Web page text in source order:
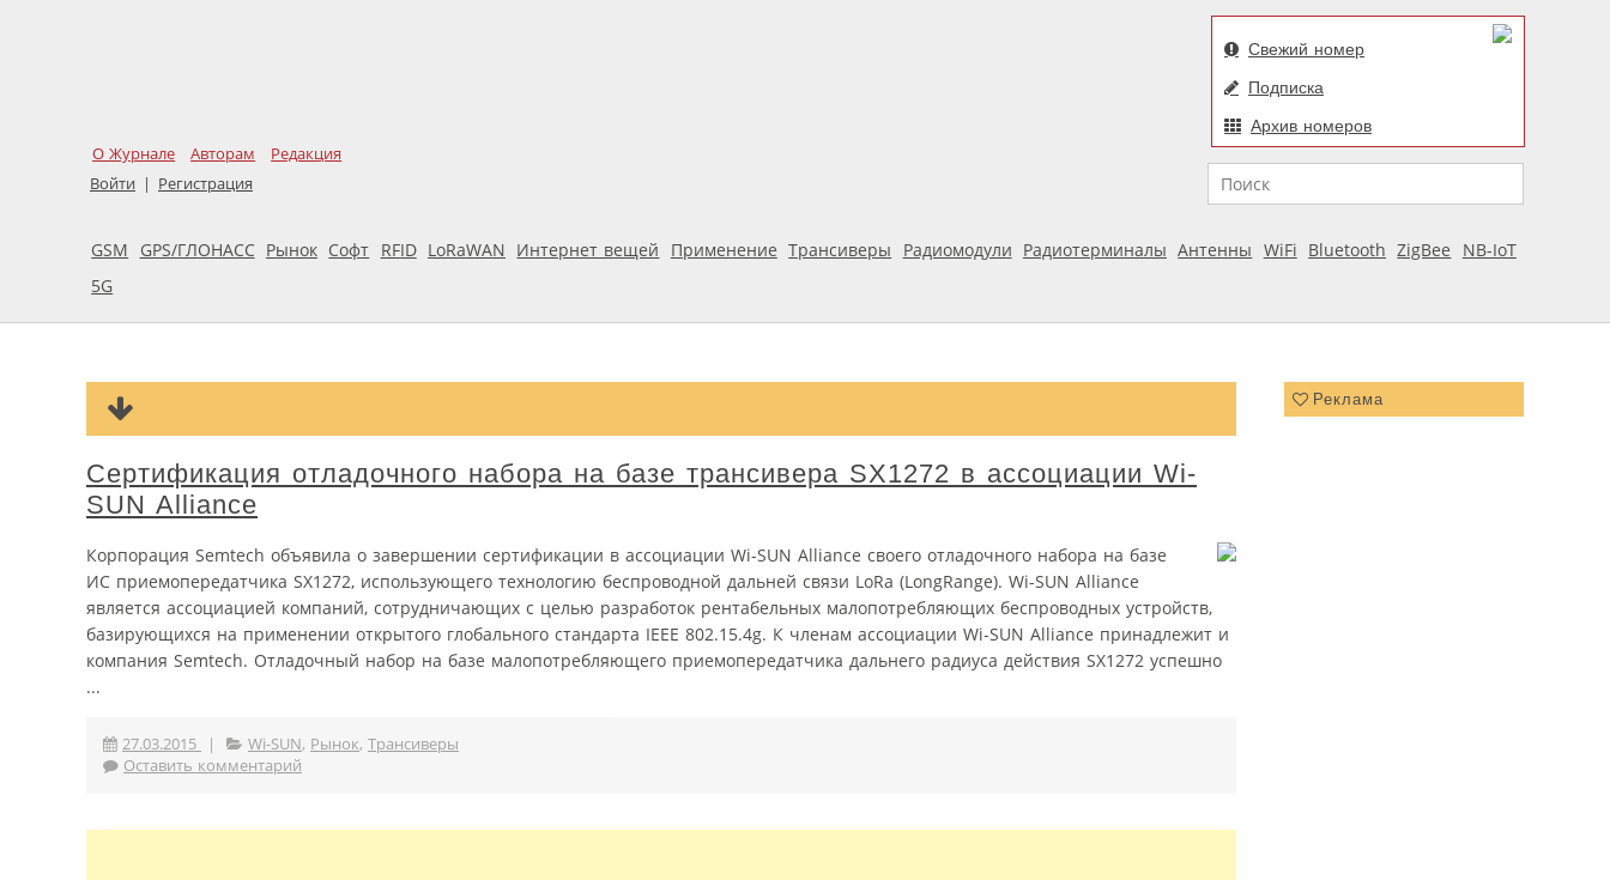
О Журнале Авторам
Редакция
Войти | Регистрация
Свежий номер
Подписка
Архив номеров
Поиск
GSM GPS/ГЛОНАСС Рынок Софт RFID LoRaWAN Интернет вещей Применение Трансиверы Радиомодули Радиотерминалы Антенны WiFi Bluetooth ZigBee
NB-IoT
5G
Реклама
Сертификация отладочного набора на базе трансивера SX1272 в ассоциации Wi-
SUN Alliance
Корпорация Semtech объявила о завершении сертификации в ассоциации Wi-SUN Alliance своего отладочного набора на базе
ИС приемопередатчика SX1272, использующего технологию беспроводной дальней связи LoRa (LongRange). Wi-SUN Alliance
является ассоциацией компаний, сотрудничающих с целью разработок рентабельных малопотребляющих беспроводных устройств,
базирующихся на применении открытого глобального стандарта IEEE 802.15.4g. К членам ассоциации Wi-SUN Alliance принадлежит и
компания Semtech. Отладочный набор на базе малопотребляющего приемопередатчика дальнего радиуса действия SX1272 успешно
...
27.03.2015 | Wi-SUN, Рынок, Трансиверы
Оставить комментарий